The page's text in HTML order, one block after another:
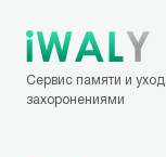
Сервис памяти и
захоронениями